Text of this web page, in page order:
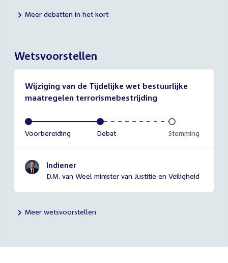
Meer debatten in het kort
Wetsvoorstellen
Wijziging van de Tijdelijke wet bestuurlijke
maatregelen terrorismebestrijding
Voltooid:
Voorbereiding Voltooid:
Debat Onvoltooid:
Stemming
Indiener
D.M. van Weel minister van Justitie en Veiligheid
Meer wetsvoorstellen